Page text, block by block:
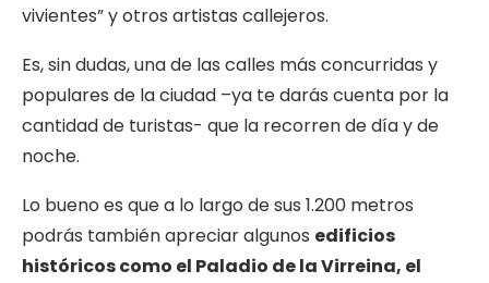
vivientes” y otros artistas callejeros.
Es, sin dudas, una de las calles más concurridas y
populares de la ciudad –ya te darás cuenta por la
cantidad de turistas- que la recorren de día y de
noche.
Lo bueno es que a lo largo de sus 1.200 metros
podrás también apreciar algunos edificios
históricos como el Paladio de la Virreina, el